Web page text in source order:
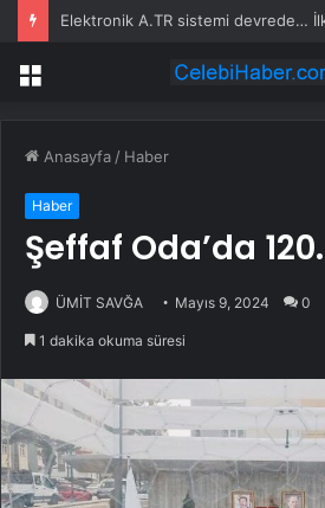
Menü
Anasayfa / Haber
Haber
Şeffaf Oda’da
ÜMİT SAVĞA Mayıs 9, 2024 0
1 dakika okuma süresi